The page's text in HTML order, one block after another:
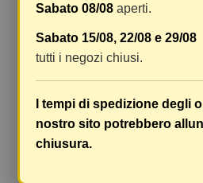
effettuati separatamente,
spedizione saranno
essi. Il vostro pacco sarà
Le scatole hanno
ampie e i vostri articoli son
Sabato 08/08 aperti.
Sabato 15/08, 22/08 e 29/08
tutti i negozi chiusi.
I tempi di spedizione degli
nostro sito potrebbero
chiusura.